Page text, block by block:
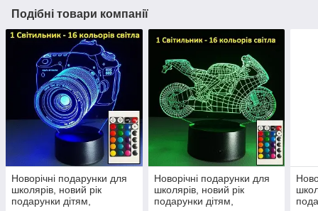
Подібні товари компанії
Новорічні подарунки для
школярів, новий рік
подарунки дітям,
Новорічні подарунки для
школярів, новий рік
подарунки дітям,